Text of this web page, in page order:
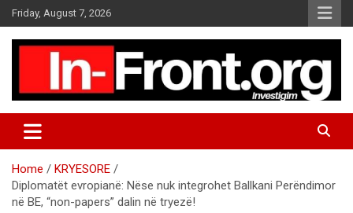
k
Friday, August 7, 2026
Home
KRYESORE
Diplomatët evropianë: Nëse nuk integrohet Ballkani Perëndimor
në BE, “non-papers” dalin në tryezë!